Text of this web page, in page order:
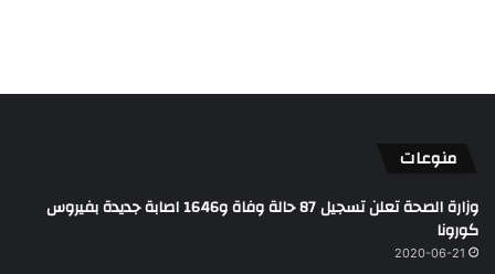
منوعات
وزارة الصحة تعلن تسجيل 87 حالة وفاة و1646 اصابة جديدة بفيروس
كورونا
2020-06-21